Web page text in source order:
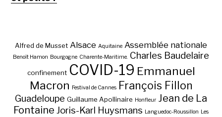
Alfred de Musset Alsace Aquitaine Assemblée nationale
Benoît Hamon Bourgogne Charente-Maritime. Charles Baudelaire
confinement COVID-19 Emmanuel
Macron
Festival de Cannes François Fillon
Guadeloupe Guillaume Apollinaire Honfleur Jean de La
Fontaine Joris-Karl Huysmans Languedoc-Roussillon Les